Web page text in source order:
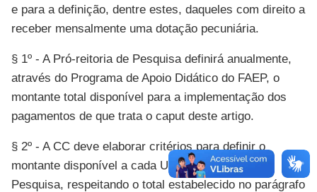
e para a definição, dentre estes, daqueles com direito a
receber mensalmente uma dotação pecuniária.
§ 1º - A Pró-reitoria de Pesquisa definirá anualmente,
através do Programa de Apoio Didático do FAEP, o
montante total disponível para a implementação dos
pagamentos de que trata o caput deste artigo.
§ 2º - A CC deve elaborar critérios para definir o
montante disponível a cada Unidade de Ensino e
Pesquisa, respeitando o total estabelecido no parágrafo